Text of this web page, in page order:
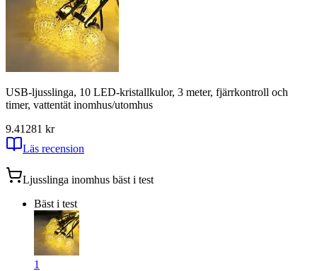
USB-ljusslinga, 10 LED-kristallkulor, 3 meter, fjärrkontroll och
timer, vattentät inomhus/utomhus
9.41 281 kr
Läs recension
Ljusslinga inomhus bäst i test
Bäst i test
1